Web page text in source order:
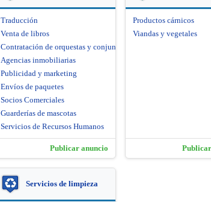
Traducción
Venta de libros
Contratación de orquestas y conjuntos artísticos
Agencias inmobiliarias
Publicidad y marketing
Envíos de paquetes
Socios Comerciales
Guarderías de mascotas
Servicios de Recursos Humanos
Publicar anuncio
Productos cárnicos
Viandas y vegetales
Servicios de limpieza